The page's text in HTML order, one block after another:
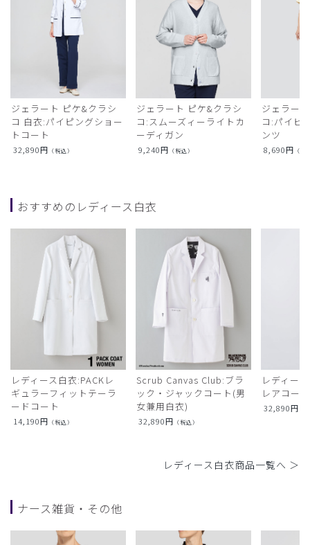
ジェラート ピケ&クラシ
コ 白衣:パイピングショー
トコート
32,890円 （税込）
ジェラート ピケ&クラシ
コ:スムーズィーライトカ
ーディガン
9,240円 （税込）
ジェラー
コ:パイピ
ンツ
8,690円 （税
おすすめのレディース白衣
レディース白衣:PACKレ
ギュラーフィットテーラ
ードコート
14,190円 （税込）
Scrub Canvas Club:ブラ
ック・ジャックコート(男
女兼用白衣)
32,890円 （税込）
レディー
レアコート
32,890円
レディース白衣商品一覧へ ＞
ナース雑貨・その他